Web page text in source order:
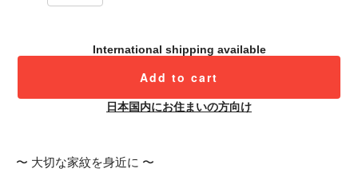
International shipping available
Add to cart
日本国内にお住まいの方向け
〜 大切な家紋を身近に 〜